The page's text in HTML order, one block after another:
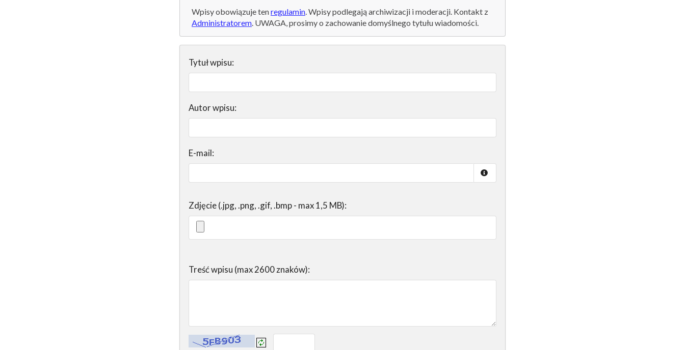
Wpisy obowiązuje tenregulamin. Wpisy podlegają archiwizacji i moderacji. Kontakt z
Administratorem. UWAGA, prosimy o zachowanie domyślnego tytułu wiadomości.
Tytuł wpisu:
Autor wpisu:
E-mail:
Zdjęcie (.jpg, .png, .gif, .bmp - max 1,5 MB):
Treść wpisu (max 2600 znaków):
Kontrola - wprowadź tekst z obrazka: